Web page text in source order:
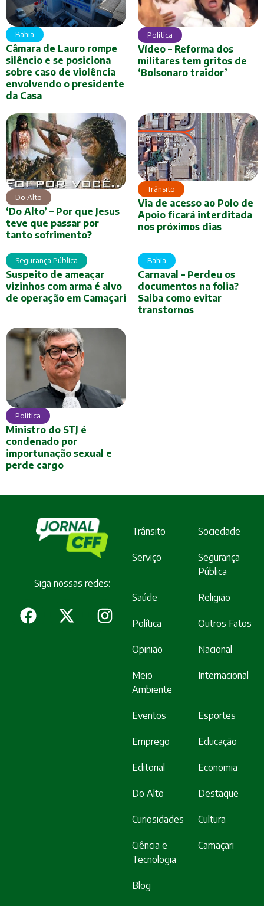
Bahia
Câmara de Lauro rompe
silêncio e se posiciona
sobre caso de violência
envolvendo o presidente
da Casa
Política
Vídeo – Reforma dos
militares tem gritos de
‘Bolsonaro traidor’
Do Alto
‘Do Alto’ – Por que Jesus
teve que passar por
tanto sofrimento?
Trânsito
Via de acesso ao Polo de
Apoio ficará interditada
nos próximos dias
Segurança Pública
Suspeito de ameaçar
vizinhos com arma é alvo
de operação em Camaçari
Bahia
Carnaval – Perdeu os
documentos na folia?
Saiba como evitar
transtornos
Política
Ministro do STJ é
condenado por
importunação sexual e
perde cargo
Siga nossas redes:
Trânsito Sociedade
Serviço
Segurança
Pública
Saúde Religião
Política Outros Fatos
Opinião Nacional
Meio
Ambiente
Internacional
Eventos Esportes
Emprego Educação
Editorial Economia
Do Alto Destaque
Curiosidades Cultura
Ciência e
Tecnologia
Camaçari
Blog